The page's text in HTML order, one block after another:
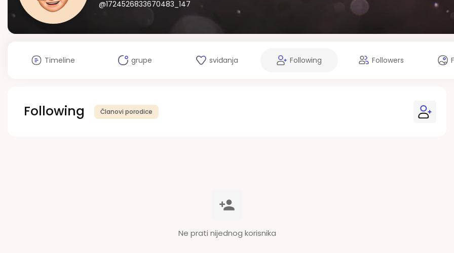
@1724526833670483_147
Timeline grupe sviđanja Following Followers
Following Članovi porodice
Ne prati nijednog korisnika